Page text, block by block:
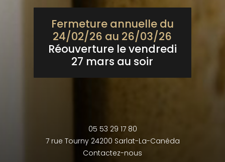
Fermeture annuelle du
24/02/26 au 26/03/26
Réouverture le vendredi
27 mars au soir
05 53 29 17 80
7 rue Tourny 24200 Sarlat-La-Canéda
Contactez-nous